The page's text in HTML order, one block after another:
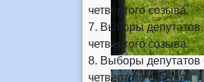
четвертого созыва.
7. Выборы депутатов
четвертого созыва.
8. Выборы депутатов
четвертого созыва.